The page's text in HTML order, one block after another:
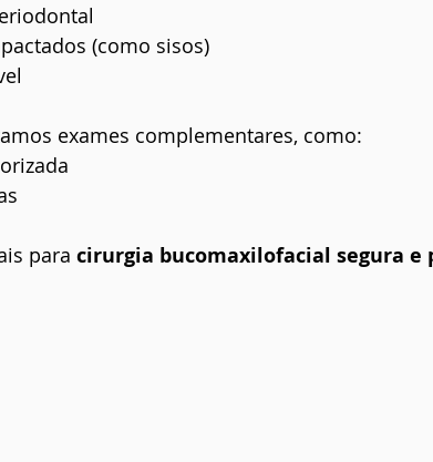
(como sisos)
exames complementares, como:
para cirurgia bucomaxilofacial segura e